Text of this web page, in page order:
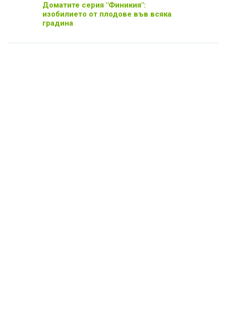
Доматите серия "Финикия":
изобилието от плодове във всяка
градина